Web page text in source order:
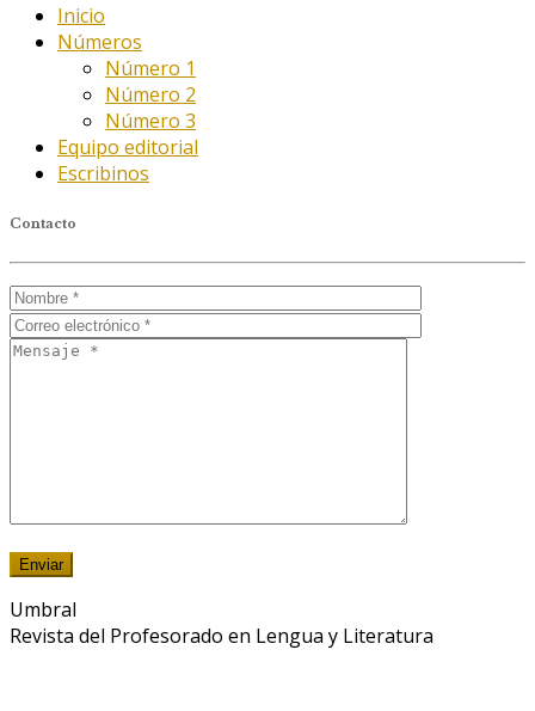
Inicio
Números
Número 1
Número 2
Número 3
Equipo editorial
Escribinos
Contacto
Umbral
Revista del Profesorado en Lengua y Literatura